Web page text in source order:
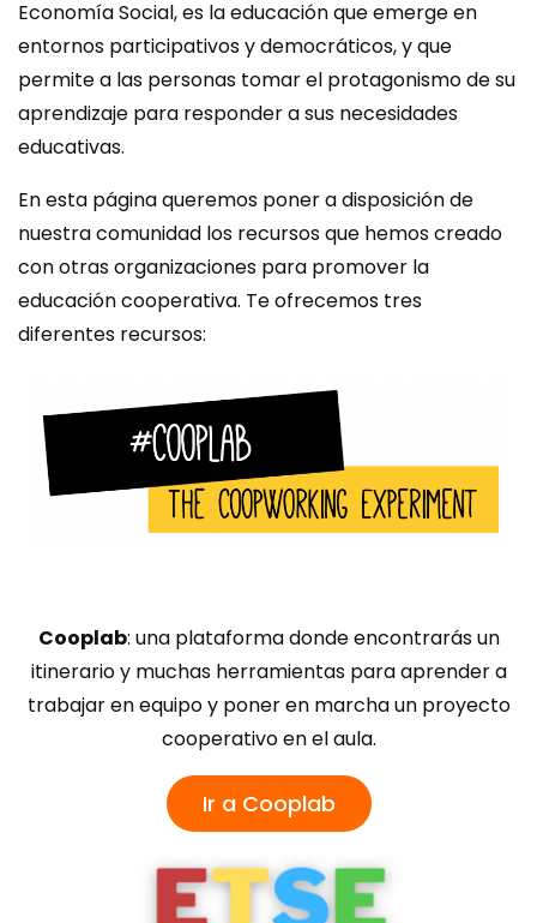
Economía Social, es la educación que emerge en
entornos participativos y democráticos, y que
permite a las personas tomar el protagonismo de su
aprendizaje para responder a sus necesidades
educativas.
En esta página queremos poner a disposición de
nuestra comunidad los recursos que hemos creado
con otras organizaciones para promover la
educación cooperativa. Te ofrecemos tres
diferentes recursos:
Cooplab: una plataforma donde encontrarás un
itinerario y muchas herramientas para aprender a
trabajar en equipo y poner en marcha un proyecto
cooperativo en el aula.
Ir a Cooplab